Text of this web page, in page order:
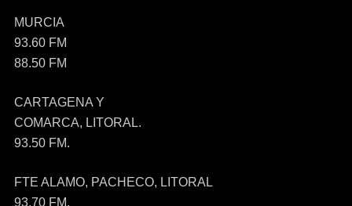
MURCIA
93.60 FM
88.50 FM
CARTAGENA Y
COMARCA, LITORAL.
93.50 FM.
FTE ALAMO, PACHECO, LITORAL
93.70 FM.